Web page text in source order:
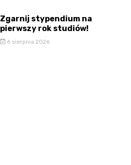
Zgarnij stypendium na
pierwszy rok studiów!
6 sierpnia 2026